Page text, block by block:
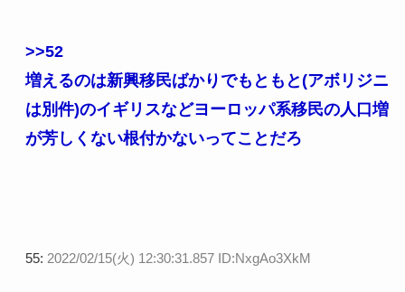
>>52
増えるのは新興移民ばかりでもともと(アボリジニ
は別件)のイギリスなどヨーロッパ系移民の人口増
が芳しくない根付かないってことだろ
55: 2022/02/15(火) 12:30:31.857 ID:NxgAo3XkM